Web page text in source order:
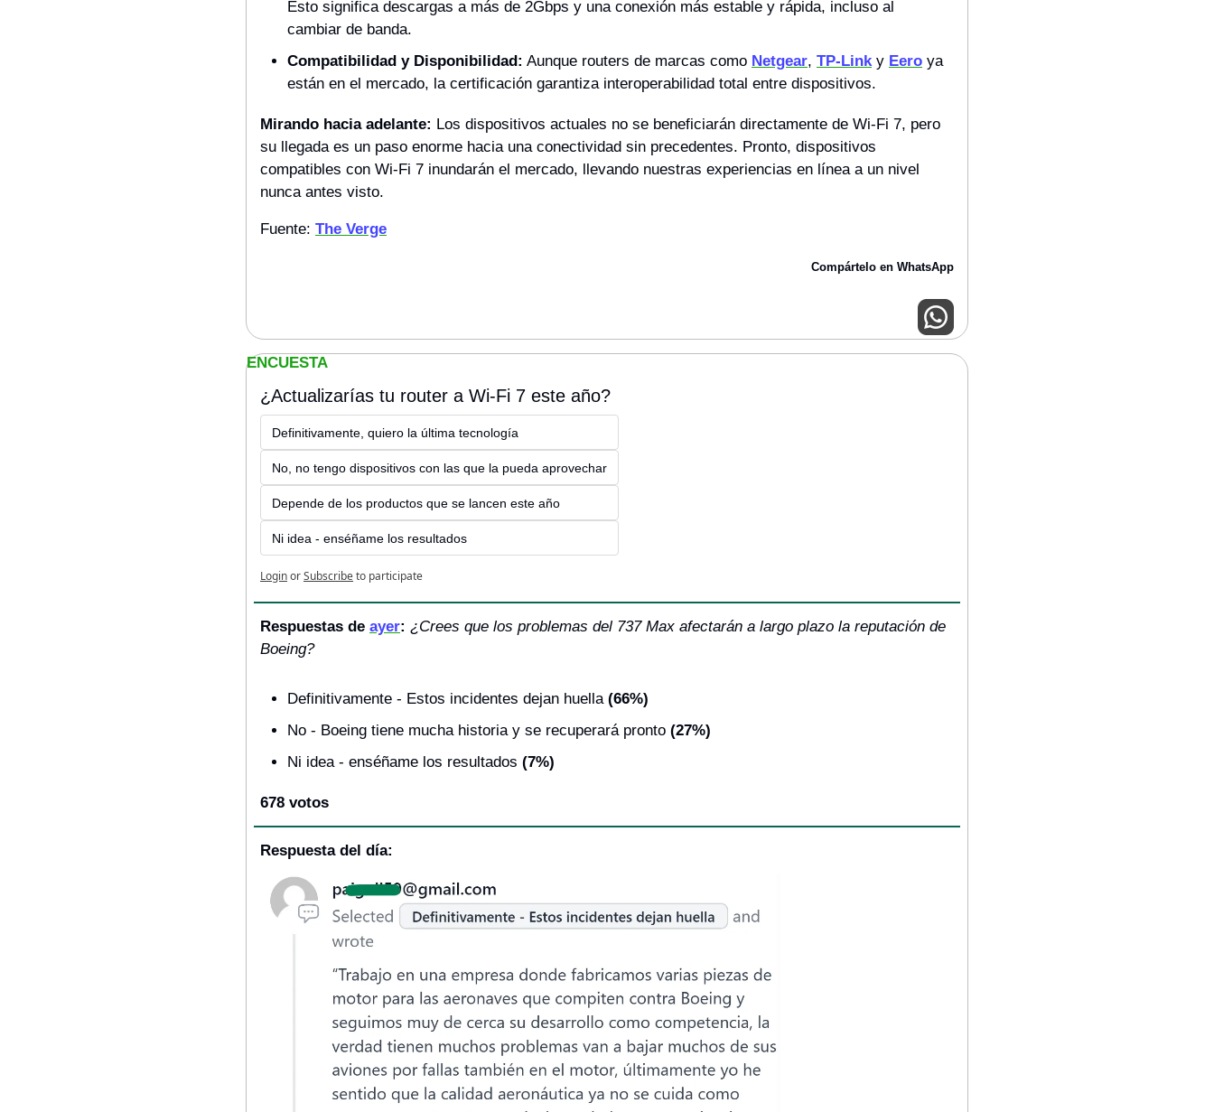
Esto significa descargas a más de 2Gbps y una conexión más estable y rápida, incluso al
cambiar de banda.
Compatibilidad y Disponibilidad: Aunque routers de marcas como Netgear, TP-Link y Eero ya
están en el mercado, la certificación garantiza interoperabilidad total entre dispositivos.
Mirando hacia adelante: Los dispositivos actuales no se beneficiarán directamente de Wi-Fi 7, pero
su llegada es un paso enorme hacia una conectividad sin precedentes. Pronto, dispositivos
compatibles con Wi-Fi 7 inundarán el mercado, llevando nuestras experiencias en línea a un nivel
nunca antes visto.
Fuente: The Verge
Compártelo en WhatsApp
ENCUESTA
¿Actualizarías tu router a Wi-Fi 7 este año?
Definitivamente, quiero la última tecnología
No, no tengo dispositivos con las que la pueda aprovechar
Depende de los productos que se lancen este año
Ni idea - enséñame los resultados
LoginorSubscribeto participate
Respuestas de ayer: ¿Crees que los problemas del 737 Max afectarán a largo plazo la reputación de
Boeing?
Definitivamente - Estos incidentes dejan huella (66%)
No - Boeing tiene mucha historia y se recuperará pronto (27%)
Ni idea - enséñame los resultados (7%)
678 votos
Respuesta del día: